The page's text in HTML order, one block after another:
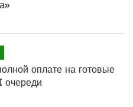
оплате на готовые